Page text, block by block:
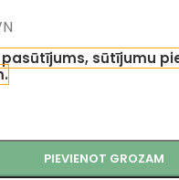
pasūtījums, sūtījumu
PIEVIENOT GROZAM